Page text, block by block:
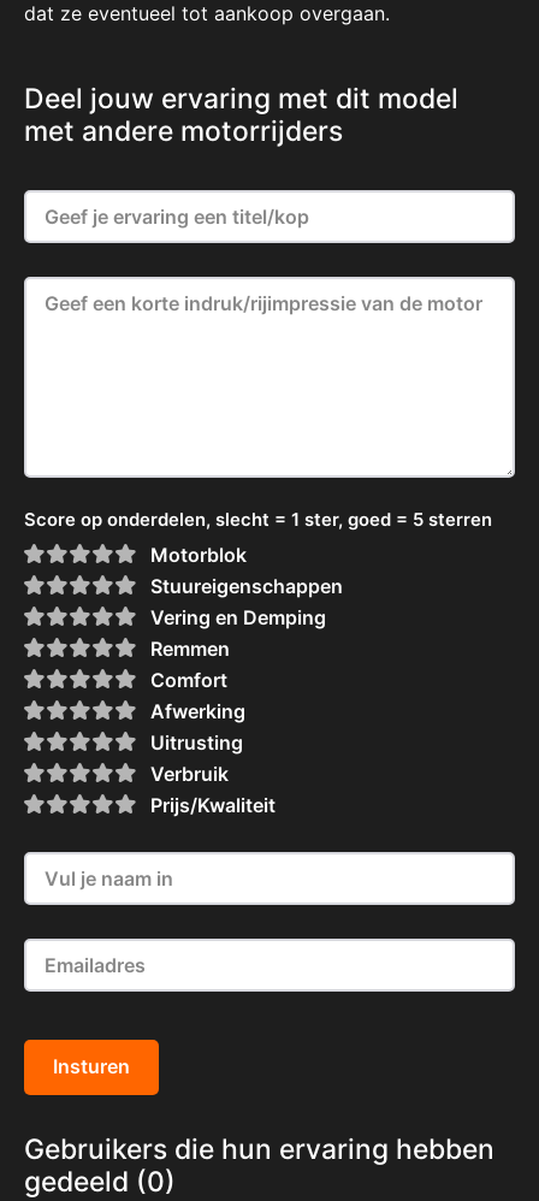
dat ze eventueel tot aankoop overgaan.
Deel jouw ervaring met dit model
met andere motorrijders
Score op onderdelen, slecht = 1 ster, goed = 5 sterren
Motorblok
Stuureigenschappen
Vering en Demping
Remmen
Comfort
Afwerking
Uitrusting
Verbruik
Prijs/Kwaliteit
Insturen
Gebruikers die hun ervaring hebben
gedeeld (0)